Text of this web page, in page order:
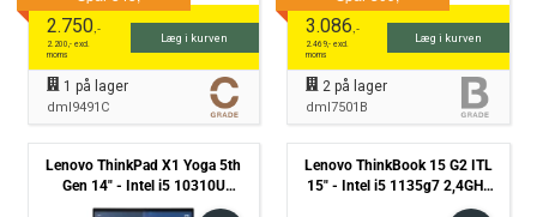
2.750,-
2.200,- excl.
moms
Læg i kurven
1 på lager
dml9491C
3.086,-
2.469,- excl.
moms
Læg i kurven
2 på lager
dml7501B
Lenovo ThinkPad X1 Yoga 5th
Gen 14" - Intel i5 10310U
1,7GHz 256GB NVMe 16GB -
Lenovo ThinkBook 15 G2 ITL
15" - Intel i5 1135g7 2,4GHz
8GB 256GB NVMe Win11 Pro